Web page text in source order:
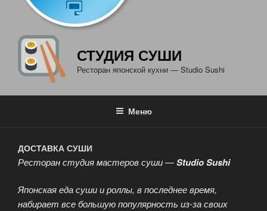
СТУДИЯ СУШИ
Ресторан японской кухни — Studio Sushi
Меню
ДОСТАВКА СУШИ
Ресторан студия мастеров суши —Studio Sushi
Японская еда суши и роллы, в последнее время,
набирает все большую популярность из-за своих